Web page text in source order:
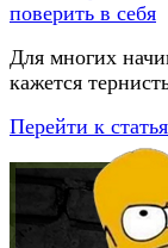
Для многих
кажется
Перейти к